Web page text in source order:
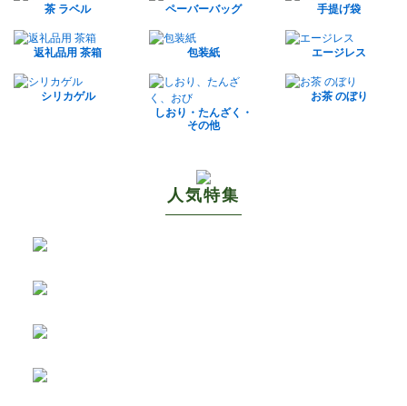
茶 ラベル ペーバーバッグ 手提げ袋
返礼品用 茶箱 包装紙 エージレス
シリカゲル
しおり・たんざく・
その他
お茶 のぼり
人気特集